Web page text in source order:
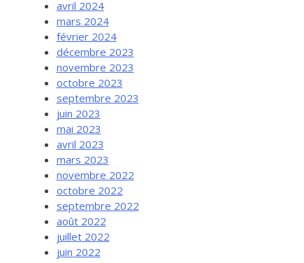
avril 2024
mars 2024
février 2024
décembre 2023
novembre 2023
octobre 2023
septembre 2023
juin 2023
mai 2023
avril 2023
mars 2023
novembre 2022
octobre 2022
septembre 2022
août 2022
juillet 2022
juin 2022